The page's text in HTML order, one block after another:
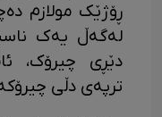
ڕۆژێک مولازم
لەگەڵ یەک
دێڕی چیرۆک،
ترپەی دڵی